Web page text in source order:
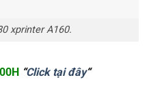
xprinter A160.
“Click tại đây“